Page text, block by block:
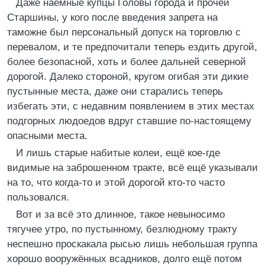
Даже наёмные купцы Головы города и прочей
Старшины, у кого после введения запрета на
таможне был персональный допуск на торговлю с
перевалом, и те предпочитали теперь ездить другой,
более безопасной, хоть и более дальней северной
дорогой. Далеко стороной, кругом огибая эти дикие
пустынные места, даже они старались теперь
избегать эти, с недавним появлением в этих местах
подгорных людоедов вдруг ставшие по-настоящему
опасными места.
И лишь старые набитые колеи, ещё кое-где
видимые на заброшенном тракте, всё ещё указывали
на то, что когда-то и этой дорогой кто-то часто
пользовался.
Вот и за всё это длинное, такое невыносимо
тягучее утро, по пустынному, безлюдному тракту
неспешно проскакала рысью лишь небольшая группа
хорошо вооружённых всадников, долго ещё потом